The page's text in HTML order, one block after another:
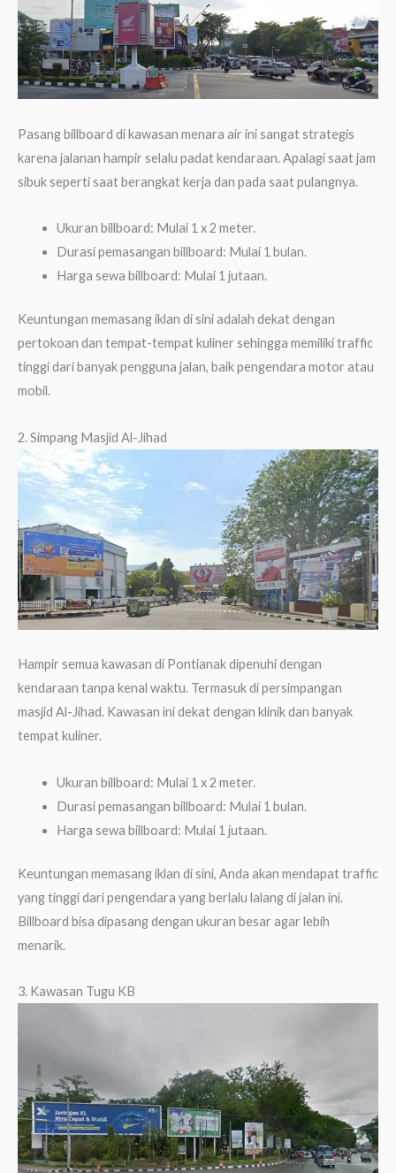
Pasang billboard di kawasan menara air ini sangat strategis
karena jalanan hampir selalu padat kendaraan. Apalagi saat jam
sibuk seperti saat berangkat kerja dan pada saat pulangnya.
Ukuran billboard: Mulai 1 x 2 meter.
Durasi pemasangan billboard: Mulai 1 bulan.
Harga sewa billboard: Mulai 1 jutaan.
Keuntungan memasang iklan di sini adalah dekat dengan
pertokoan dan tempat-tempat kuliner sehingga memiliki traffic
tinggi dari banyak pengguna jalan, baik pengendara motor atau
mobil.
2. Simpang Masjid Al-Jihad
Hampir semua kawasan di Pontianak dipenuhi dengan
kendaraan tanpa kenal waktu. Termasuk di persimpangan
masjid Al-Jihad. Kawasan ini dekat dengan klinik dan banyak
tempat kuliner.
Ukuran billboard: Mulai 1 x 2 meter.
Durasi pemasangan billboard: Mulai 1 bulan.
Harga sewa billboard: Mulai 1 jutaan.
Keuntungan memasang iklan di sini, Anda akan mendapat traffic
yang tinggi dari pengendara yang berlalu lalang di jalan ini.
Billboard bisa dipasang dengan ukuran besar agar lebih
menarik.
3. Kawasan Tugu KB